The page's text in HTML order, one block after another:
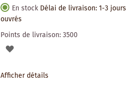
En stock Délai de livraison: 1-3 jours
ouvrés
Points de livraison:3500
AJOUTER
Afficher détails